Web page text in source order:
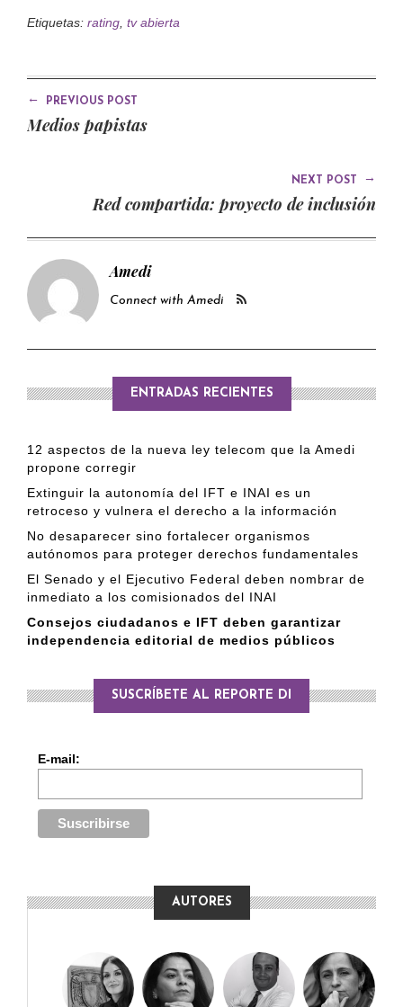
Etiquetas: rating tv abierta
← PREVIOUS POST
Medios papistas
NEXT POST →
Red compartida: proyecto de inclusión
Amedi
Connect with Amedi
ENTRADAS RECIENTES
12 aspectos de la nueva ley telecom que la Amedi
propone corregir
Extinguir la autonomía del IFT e INAI es un
retroceso y vulnera el derecho a la información
No desaparecer sino fortalecer organismos
autónomos para proteger derechos fundamentales
El Senado y el Ejecutivo Federal deben nombrar de
inmediato a los comisionados del INAI
Consejos ciudadanos e IFT deben garantizar
independencia editorial de medios públicos
SUSCRÍBETE AL REPORTE DI
E-mail:
AUTORES